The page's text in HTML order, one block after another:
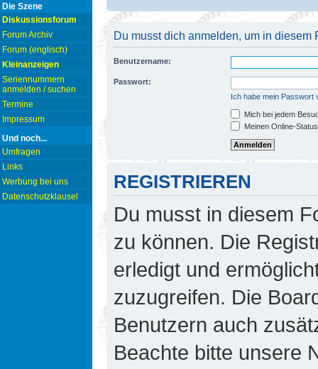
Die Szene
Diskussionsforum
Forum Archiv
Forum (englisch)
Kleinanzeigen
Seriennummern
anmelden / suchen
Termine
Impressum
Und noch...
Umfragen
Links
Werbung bei uns
Datenschutzklausel
Du musst dich anmelden, um in diesem
Benutzername:
Passwort:
Ich habe mein Passwort
Mich bei jedem
Meinen Online-
REGISTRIEREN
Du musst in diesem
zu können. Die
erledigt und
zuzugreifen. Die
Benutzern auch
Beachte bitte unsere